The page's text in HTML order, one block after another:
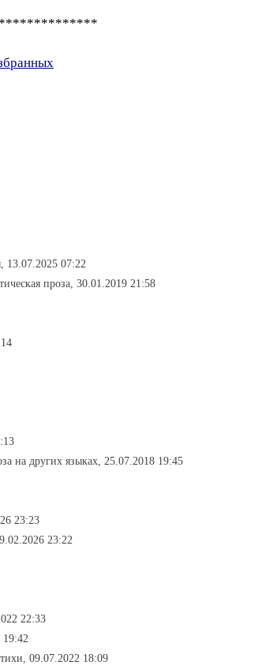
07:22
проза, 30.01.2019 21:58
на других языках, 25.07.2018 19:45
23:23
23:22
22:33
09.07.2022 18:09